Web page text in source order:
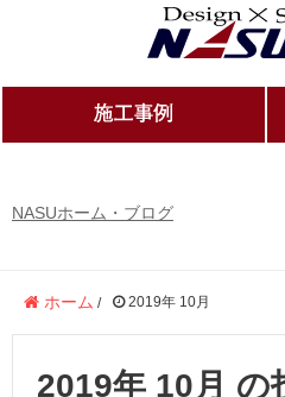
NASUホーム・ブログ
ホーム / 2019年 10月
2019年 10月 の